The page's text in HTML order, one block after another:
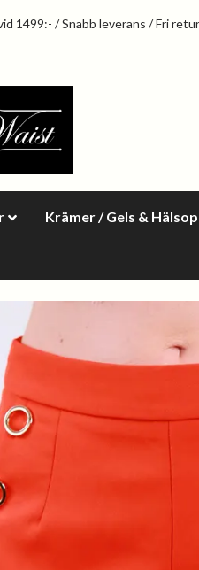
1499:- / Snabb leverans / Fri retur
Krämer / Gels &